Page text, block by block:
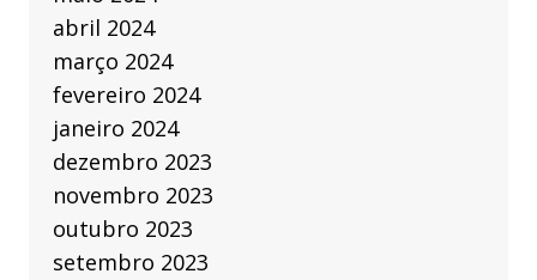
abril 2024
março 2024
fevereiro 2024
janeiro 2024
dezembro 2023
novembro 2023
outubro 2023
setembro 2023